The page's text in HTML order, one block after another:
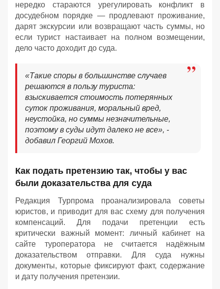
нередко стараются урегулировать конфликт в
досудебном порядке — продлевают проживание,
дарят экскурсии или возвращают часть суммы, но
если турист настаивает на полном возмещении,
дело часто доходит до суда.
«Такие споры в большинстве случаев
решаются в пользу туриста:
взыскивается стоимость потерянных
суток проживания, моральный вред,
неустойка, но суммы незначительные,
поэтому в суды идут далеко не все», -
добавил Георгий Мохов.
Как подать претензию так, чтобы у вас
были доказательства для суда
Редакция Турпрома проанализировала советы
юристов, и приводит для вас схему для получения
компенсаций. Для подачи претенции есть
критически важный момент: личный кабинет на
сайте туроператора не считается надёжным
доказательством отправки. Для суда нужны
документы, которые фиксируют факт, содержание
и дату получения претензии.